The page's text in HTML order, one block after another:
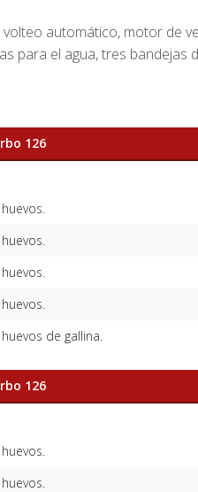
automático, motor de
para el agua, tres bandejas
126
de gallina.
126